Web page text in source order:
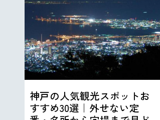
神戸の人気観光スポットお
すすめ30選｜外せない定